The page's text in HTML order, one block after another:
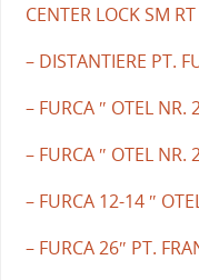
CENTER LOCK SM
– DISTANTIERE PT.
– FURCA ″ OTEL NR.
– FURCA ″ OTEL NR.
– FURCA 12-14 ″
– FURCA 26″ PT.